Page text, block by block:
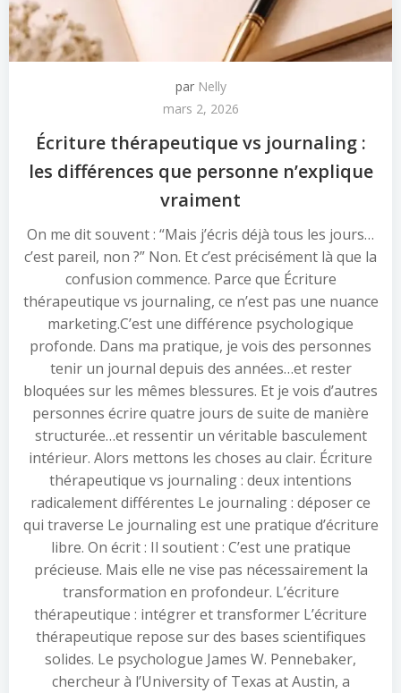
par Nelly
mars 2, 2026
Écriture thérapeutique vs journaling :
les différences que personne n’explique
vraiment
On me dit souvent : “Mais j’écris déjà tous les jours…
c’est pareil, non ?” Non. Et c’est précisément là que la
confusion commence. Parce que Écriture
thérapeutique vs journaling, ce n’est pas une nuance
marketing.C’est une différence psychologique
profonde. Dans ma pratique, je vois des personnes
tenir un journal depuis des années…et rester
bloquées sur les mêmes blessures. Et je vois d’autres
personnes écrire quatre jours de suite de manière
structurée…et ressentir un véritable basculement
intérieur. Alors mettons les choses au clair. Écriture
thérapeutique vs journaling : deux intentions
radicalement différentes Le journaling : déposer ce
qui traverse Le journaling est une pratique d’écriture
libre. On écrit : Il soutient : C’est une pratique
précieuse. Mais elle ne vise pas nécessairement la
transformation en profondeur. L’écriture
thérapeutique : intégrer et transformer L’écriture
thérapeutique repose sur des bases scientifiques
solides. Le psychologue James W. Pennebaker,
chercheur à l’University of Texas at Austin, a